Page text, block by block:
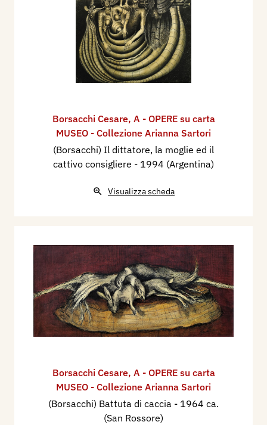
Borsacchi Cesare, A - OPERE su carta
MUSEO - Collezione Arianna Sartori
(Borsacchi) Il dittatore, la moglie ed il
cattivo consigliere - 1994 (Argentina)
Visualizza scheda
Borsacchi Cesare, A - OPERE su carta
MUSEO - Collezione Arianna Sartori
(Borsacchi) Battuta di caccia - 1964 ca.
(San Rossore)